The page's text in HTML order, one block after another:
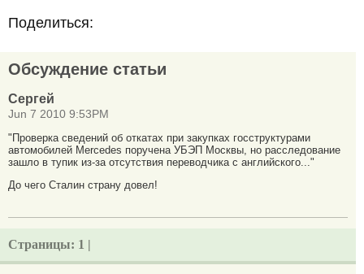
Поделиться:
Обсуждение статьи
Сергей
Jun 7 2010 9:53PM
"Проверка сведений об откатах при закупках госструктурами
автомобилей Mercedes поручена УБЭП Москвы, но расследование
зашло в тупик из-за отсутствия переводчика с английского..."
До чего Сталин страну довел!
Страницы: 1 |